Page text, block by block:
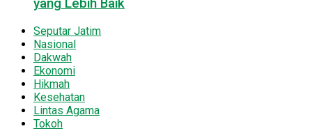
yang Lebih Baik
Seputar Jatim
Nasional
Dakwah
Ekonomi
Hikmah
Kesehatan
Lintas Agama
Tokoh